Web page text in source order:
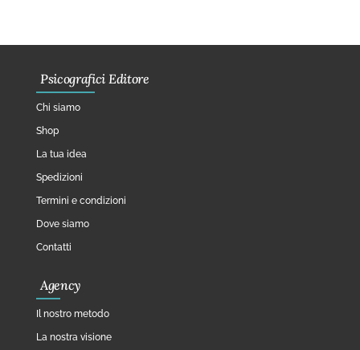
Psicografici Editore
Chi siamo
Shop
La tua idea
Spedizioni
Termini e condizioni
Dove siamo
Contatti
Agency
Il nostro metodo
La nostra visione